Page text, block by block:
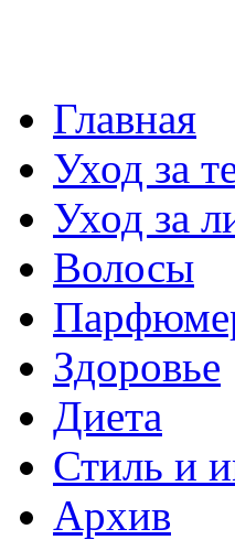
Главная
Уход за
Уход за
Волосы
Здоровье
Диета
Стиль и
Архив